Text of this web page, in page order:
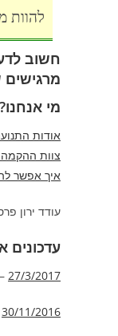
להוות
חשוב
מרגישים
מי אנחנו?
אודות
צוות
איך אפשר
עודד ירון
עדכונים
27/3/2017
30/11/2016